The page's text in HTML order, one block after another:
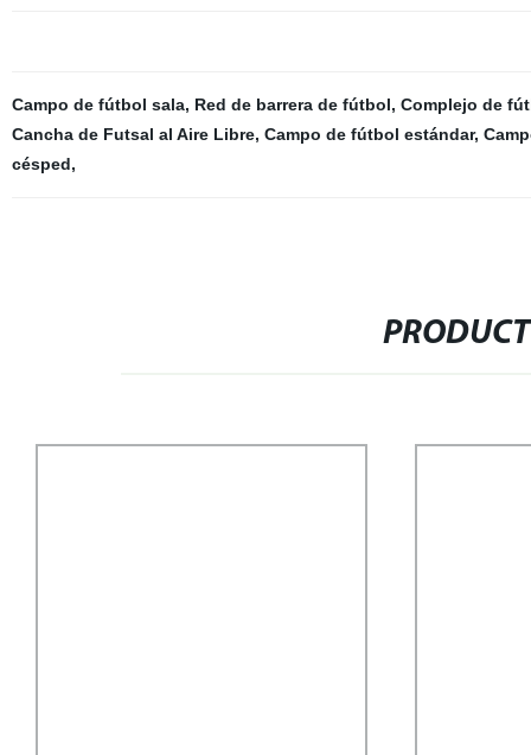
Campo de fútbol sala, Red de barrera de fútbol, Complejo de
Cancha de Futsal al Aire Libre, Campo de fútbol estándar,
césped,